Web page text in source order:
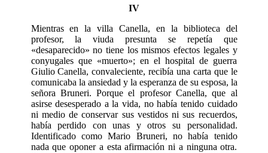
IV
Mientras en la villa Canella, en la biblioteca del
profesor, la viuda presunta se repetía que
«desaparecido» no tiene los mismos efectos legales y
conyugales que «muerto»; en el hospital de guerra
Giulio Canella, convaleciente, recibía una carta que le
comunicaba la ansiedad y la esperanza de su esposa, la
señora Bruneri. Porque el profesor Canella, que al
asirse desesperado a la vida, no había tenido cui­dado
ni medio de conservar sus vestidos ni sus recuerdos,
había perdido con unas y otros su personalidad.
Identificado como Mario Bruneri, no había tenido
nada que oponer a esta afirmación ni a ningu­na otra.